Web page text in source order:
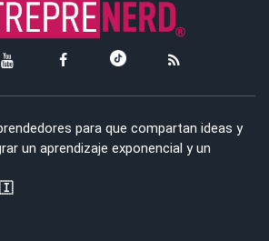
para que compartan ideas y
un aprendizaje exponencial y un